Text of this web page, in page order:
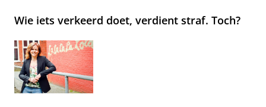
Wie iets verkeerd doet, verdient straf. Toch?